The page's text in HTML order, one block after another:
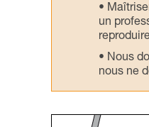
un
Nous
nous ne